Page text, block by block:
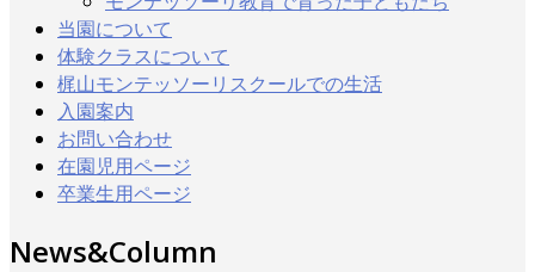
当園について
体験クラスについて
梶山モンテッソーリスクールでの生活
入園案内
お問い合わせ
在園児用ページ
卒業生用ページ
News&Column